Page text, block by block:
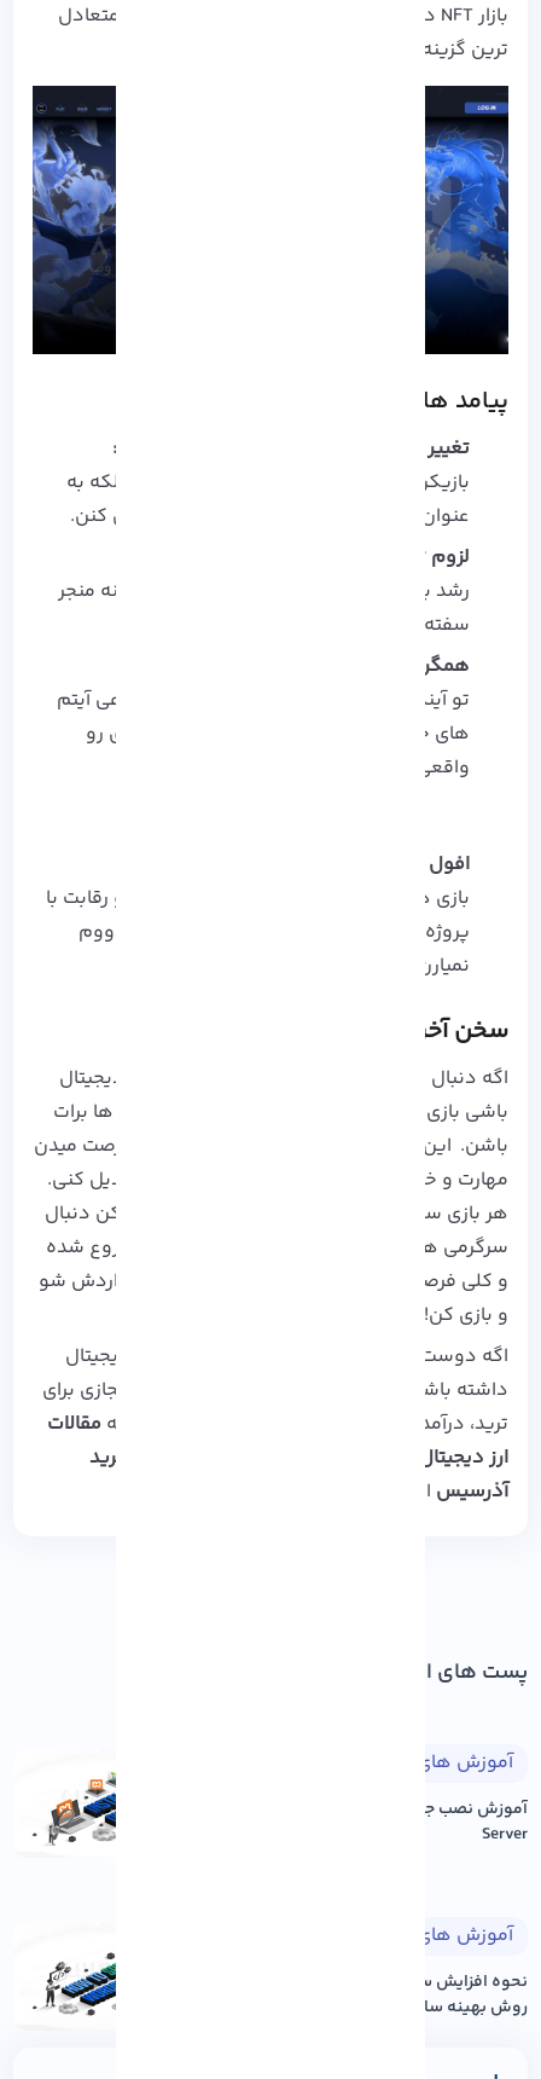
بازار NFT درآمد کسب کنن، Splinterlands یکی از متعادل‌
ترین گزینه‌ هاست.
پیامد های کلیدی و روند های آینده
تغییر نگاه از مالکیت مالی به مالکیت معنوی:
بازیکن ها به NFT نه فقط به چشم دارایی، بلکه به‌
عنوان بخشی از هویت دیجیتال خود نگاه می‌ کنن.
لزوم تنظیم‌ گری و شفافیت اقتصادی:
رشد بازار NFT ها بدون چارچوب قانونی، ممکنه منجر
سفته‌ بازی‌ های مضر بشه.
همگرایی با فناوری‌ های جدید (AI و AR):
تو آینده بازی‌ های NFT با کمک هوش مصنوعی آیتم‌
های خاص می‌ سازن و با واقعیت افزوده بازی رو
واقعی‌ تر می‌ کنن!!!
افول مدل‌ های صرفاً سودمحور:
بازی‌ هایی که فقط روی درآمد تمرکز دارن، تو رقابت با
پروژه هایی که تجربه واقعی تر ارائه میدن، دووم
نمیارن.
سخن آخر
اگه دنبال یه تجربه متفاوت و پرهیجان تو دنیای دیجیتال
باشی بازی‌ های NFT میتونن یکی از بهترین گزینه‌ ها برات
باشن. این بازی‌ ها هم سرگرم‌ کننده‌ ان و هم فرصت میدن
مهارت و خلاقیتت رو به دارایی دیجیتال واقعی تبدیل کنی.
هر بازی سبک خودش رو داره، پس اول مشخص کن دنبال
سرگرمی هستی یا کسب درآمد. دنیای NFT تازه شروع شده
و کلی فرصت برای کشف و لذت بردن داره، فقط واردش شو
و بازی کن!
اگه دوست داری اطلاعات بیشتری درباره ارزهای دیجیتال
داشته باشی یا می‌ خوای با بهترین شرایط سرور مجازی برای
ترید، درآمدت رو امن و سریع مدیریت کنی، حتماً به مقالات
ارز دیجیتال آذرسیس
سرور مجازی ترید
آذرسیس استفاده کن.
پست های اخیر
آموزش های طراحی وب
Server
آموزش های وردپرس
روش بهینه سازی عم...